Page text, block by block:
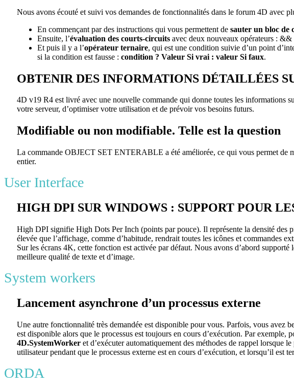
Nous avons écouté et suivi vos demandes de fonctionnalités dans le forum 4D avec
En commençant par des instructions qui vous permettent de sauter un bloc de
Ensuite, l’évaluation des courts-circuits avec deux nouveaux opérateurs :
Et puis il y a l’opérateur ternaire, qui est une condition suivie d’un point
si la condition est fausse : condition ? Valeur Si vrai : valeur Si faux.
OBTENIR DES INFORMATIONS DÉTAILLÉES
4D v19 R4 est livré avec une nouvelle commande qui donne toutes les informations
votre serveur, d’optimiser votre utilisation et de prévoir vos besoins futurs.
Modifiable ou non modifiable. Telle est la question
La commande OBJECT SET ENTERABLE a été améliorée, ce qui vous permet de
entier.
User Interface
HIGH DPI SUR WINDOWS : SUPPORT POUR
High DPI signifie High Dots Per Inch (points par pouce). Il représente la densité des
élevée que l’affichage, comme d’habitude, rendrait toutes les icônes et commandes
Sur les écrans 4K, cette fonction est activée par défaut. Nous avons d’abord
meilleure qualité de texte et d’image.
System workers
Lancement asynchrone d’un processus externe
Une autre fonctionnalité très demandée est disponible pour vous. Parfois, vous avez
est disponible alors que le processus est toujours en cours d’exécution. Par
4D.SystemWorker et d’exécuter automatiquement des méthodes de rappel lorsque
utilisateur pendant que le processus externe est en cours d’exécution, et lorsqu’il est
ORDA